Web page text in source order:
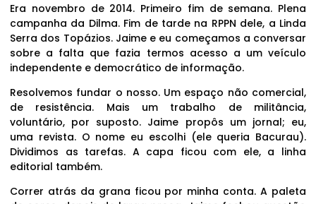
Era novembro de 2014. Primeiro fim de semana. Plena
campanha da Dilma. Fim de tarde na RPPN dele, a Linda
Serra dos Topázios. Jaime e eu começamos a conversar
sobre a falta que fazia termos acesso a um veículo
independente e democrático de informação.
Resolvemos fundar o nosso. Um espaço não comercial,
de resistência. Mais um trabalho de militância,
voluntário, por suposto. Jaime propôs um jornal; eu,
uma revista. O nome eu escolhi (ele queria Bacurau).
Dividimos as tarefas. A capa ficou com ele, a linha
editorial também.
Correr atrás da grana ficou por minha conta. A paleta